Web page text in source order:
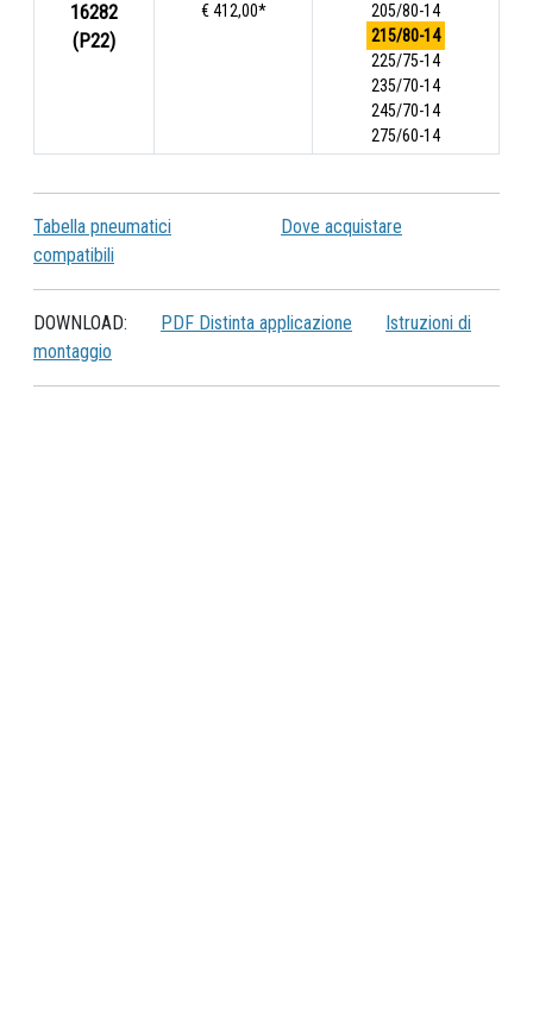
16282
(P22)
€ 412,00*
205/80-14
215/80-14
225/75-14
235/70-14
245/70-14
275/60-14
Tabella pneumatici
compatibili
Dove acquistare
DOWNLOAD: PDF Distinta applicazione
Istruzioni di
montaggio